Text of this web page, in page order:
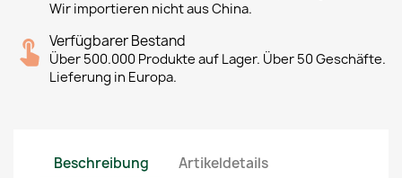
Wir importieren nicht aus China.
Verfügbarer Bestand
Über 500.000 Produkte auf Lager. Über 50 Geschäfte.
Lieferung in Europa.
Beschreibung Artikeldetails